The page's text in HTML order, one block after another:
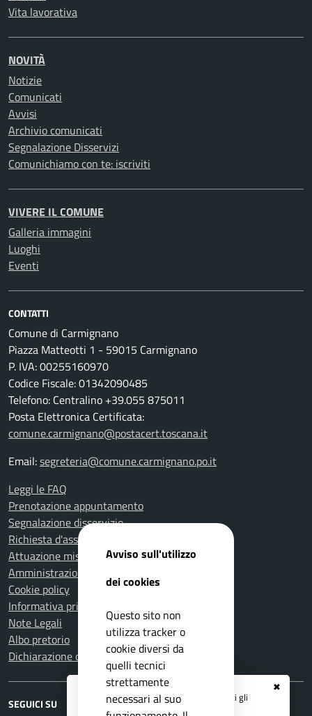
✖
Registrati ai serviziAPP IO
e ricevi tutti gli
aggiornamenti dall'Ente
Vita lavorativa
NOVITÀ
Notizie
Comunicati
Avvisi
Archivio comunicati
Segnalazione Disservizi
Comunichiamo con te: iscriviti
VIVERE IL COMUNE
Galleria immagini
Luoghi
Eventi
CONTATTI
Comune di Carmignano
Piazza Matteotti 1 - 59015 Carmignano
P. IVA: 00255160970
Codice Fiscale: 01342090485
Telefono: Centralino +39.055 875011
Posta Elettronica Certificata:
comune.carmignano@postacert.toscana.it
Email:segreteria@comune.carmignano.po.it
Leggi le FAQ
Prenotazione appuntamento
Segnalazione disservizio
Richiesta d'assistenza
Attuazione misure PNRR
Amministrazione trasparente
Cookie policy
Informativa privacy
Note Legali
Albo pretorio
Dichiarazione di accessibilità
SEGUICI SU
Avviso sull'utilizzo
dei cookies
Questo sito non
utilizza tracker o
cookie diversi da
quelli tecnici
strettamente
necessari al suo